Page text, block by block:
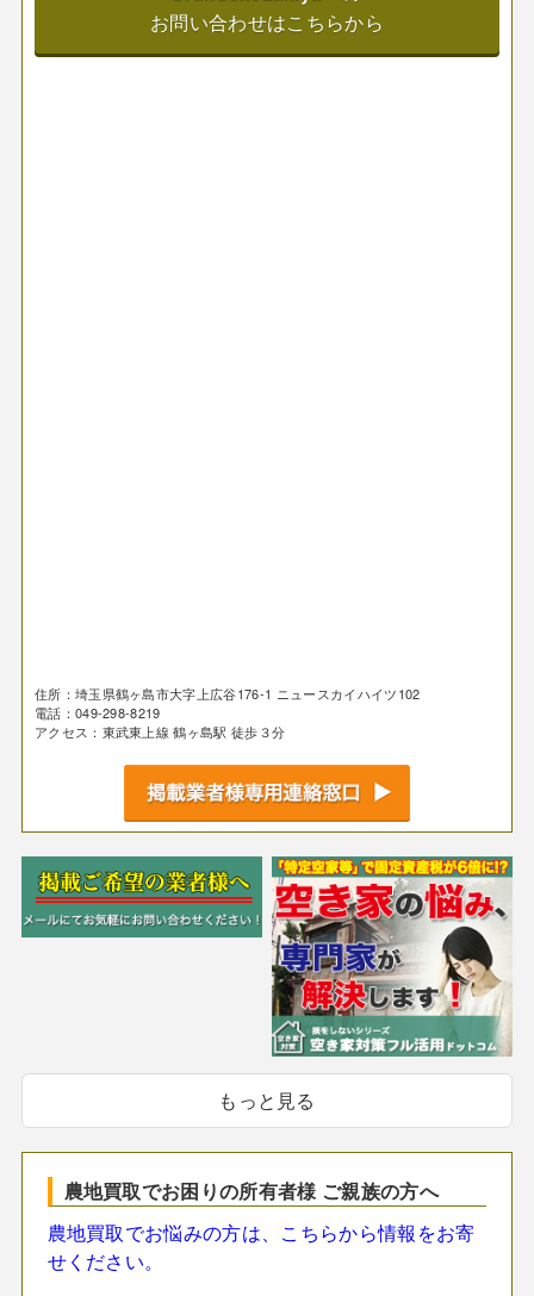
お問い合わせはこちらから
住所：埼玉県鶴ヶ島市大字上広谷176-1 ニュースカイハイツ102
電話：049-298-8219
アクセス：東武東上線 鶴ヶ島駅 徒歩３分
もっと見る
農地買取でお困りの所有者様 ご親族の方へ
農地買取でお悩みの方は、こちらから情報をお寄
せください。